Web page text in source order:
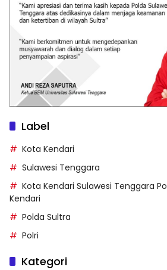
Label
Kota Kendari
Sulawesi Tenggara
Kota Kendari Sulawesi Tenggara
Kendari
Polda Sultra
Polri
Kategori